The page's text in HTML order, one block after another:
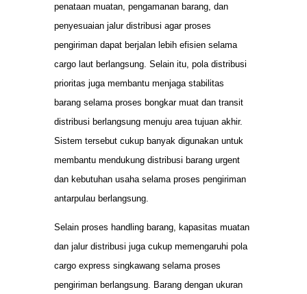
penataan muatan, pengamanan barang, dan
penyesuaian jalur distribusi agar proses
pengiriman dapat berjalan lebih efisien selama
cargo laut berlangsung. Selain itu, pola distribusi
prioritas juga membantu menjaga stabilitas
barang selama proses bongkar muat dan transit
distribusi berlangsung menuju area tujuan akhir.
Sistem tersebut cukup banyak digunakan untuk
membantu mendukung distribusi barang urgent
dan kebutuhan usaha selama proses pengiriman
antarpulau berlangsung.
Selain proses handling barang, kapasitas muatan
dan jalur distribusi juga cukup memengaruhi pola
cargo express singkawang selama proses
pengiriman berlangsung. Barang dengan ukuran